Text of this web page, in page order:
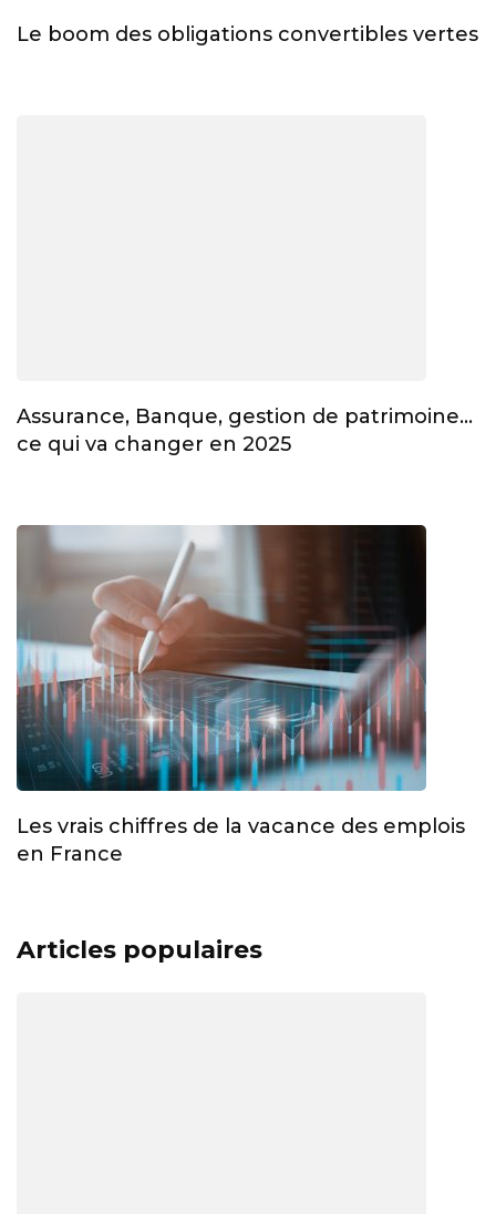
Le boom des obligations convertibles vertes
Assurance, Banque, gestion de patrimoine…
ce qui va changer en 2025
Les vrais chiffres de la vacance des emplois
en France
Articles populaires